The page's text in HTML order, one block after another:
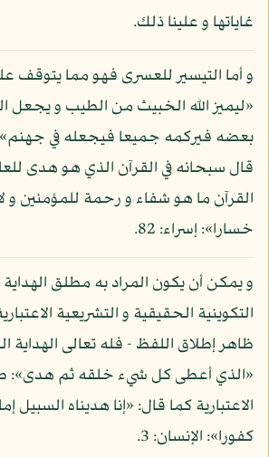
غاياتها و علينا ذلك.
و أما التيسير للعسرى فهو مما يتوقف
«ليميز الله الخبيث من الطيب و
قال سبحانه في القرآن الذي هو هدى
القرآن ما هو شفاء و رحمة للمؤمنين و لا
خسارا»: إسراء: 82.
و يمكن أن يكون المراد به مطلق
التكوينية الحقيقية و التشريعية
ظاهر إطلاق اللفظ - فله تعالى الهداية
الاعتبارية كما قال: «إنا هديناه السبيل
كفورا»: الإنسان: 3.